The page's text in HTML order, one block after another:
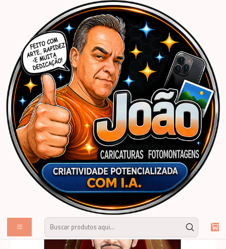
Caricaturas Personalizadas | João Caricaturas Profissão
Encomende caricatura, juiz, profissão, toga, supremo, tribunal,
martelo,justiça, oficial, leis, julgando, ministério justiça, desembargador,
advogado, desenho realista, arte, aniversário, presente